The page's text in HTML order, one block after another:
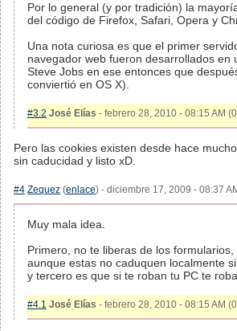
Por lo general (y por tradición) la
del código de Firefox, Safari, Opera y
Una nota curiosa es que el primer
navegador web fueron desarrollados en
Steve Jobs en ese entonces que
conviertió en OS X).
#3.2 José Elías - febrero 28, 2010 - 08:15 AM
Pero las cookies existen desde hace
sin caducidad y listo xD.
#4 Zequez (enlace) - diciembre 17, 2009 - 08:37
Muy mala idea.
Primero, no te liberas de los
aunque estas no caduquen localmente
y tercero es que si te roban tu PC te
#4.1 José Elías - febrero 28, 2010 - 08:15 AM